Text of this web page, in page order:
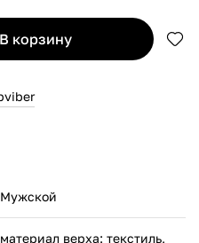
в корзину
viber
Мужской
материал верха: текстиль,